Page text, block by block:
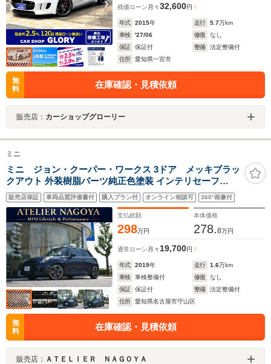
残価ローン 月々32,600円
年式 2015年 走行 5.7万km
車検
'27/06 修復
なし
保証
保証付 整備
法定整備付
住所
愛知県一宮市
無
料
在庫確認・見積依頼
販売店： カーショップグローリー
ミニ
ミニ ジョン・クーパー・ワークス 3ドア メッキブラッ
クアウト 外装樹脂パーツ純正色塗装 インテリセーフ
ACC カメラpkg ヘッドアップディスプレイ コンフォート
アクセス JCWカップスポーク18インチAW ETC2.0 LED
ヘッド Dモード シートヒーター 禁煙
販売店保証 車両品質評価書付 購入プラン付 オンライン相談可 360°画像付
支払総額
298万円
本体価格
278.8万円
通常ローン 月々 19,700円
年式 2019年 走行 1.6万km
車検
車検整備付 修復
なし
保証
保証付 整備
法定整備付
住所
愛知県名古屋市守山区
無
料
在庫確認・見積依頼
販売店： ＡＴＥＬＩＥＲ ＮＡＧＯＹＡ